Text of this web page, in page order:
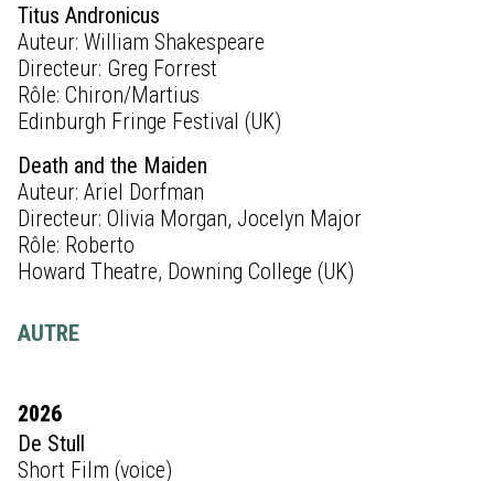
Titus Andronicus
Auteur: William Shakespeare
Directeur: Greg Forrest
Rôle: Chiron/Martius
Edinburgh Fringe Festival (UK)
Death and the Maiden
Auteur: Ariel Dorfman
Directeur: Olivia Morgan, Jocelyn Major
Rôle: Roberto
Howard Theatre, Downing College (UK)
AUTRE
2026
De Stull
Short Film (voice)